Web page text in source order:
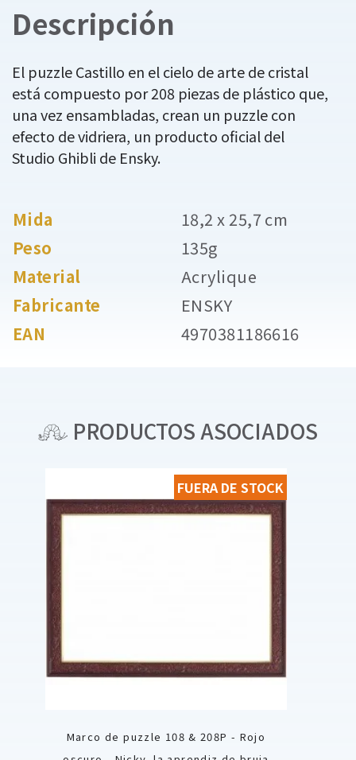
Descripción
El puzzle Castillo en el cielo de arte de cristal
está compuesto por 208 piezas de plástico que,
una vez ensambladas, crean un puzzle con
efecto de vidriera, un producto oficial del
Studio Ghibli de Ensky.
Mida
18,2 x 25,7 cm
Peso
135g
Material
Acrylique
Fabricante
ENSKY
EAN
4970381186616
PRODUCTOS ASOCIADOS
Marco de puzzle 108 & 208P - Rojo
FUERA DE STOCK